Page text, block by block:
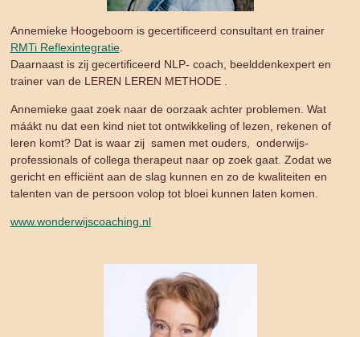
Annemieke Hoogeboom is gecertificeerd consultant en trainer
RMTi Reflexintegratie.
Daarnaast is zij gecertificeerd NLP- coach, beelddenkexpert en
trainer van de LEREN LEREN METHODE .
Annemieke gaat zoek naar de oorzaak achter problemen. Wat
máákt nu dat een kind niet tot ontwikkeling of lezen, rekenen of
leren komt? Dat is waar zij samen met ouders, onderwijs-
professionals of collega therapeut naar op zoek gaat. Zodat we
gericht en efficiënt aan de slag kunnen en zo de kwaliteiten en
talenten van de persoon volop tot bloei kunnen laten komen.
www.wonderwijscoaching.nl